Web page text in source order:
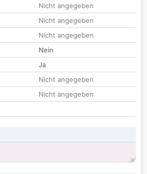
Nicht angegeben
Nicht angegeben
Nicht angegeben
Nein
Ja
Nicht angegeben
Nicht angegeben